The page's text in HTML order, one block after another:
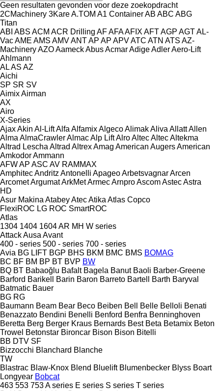
Geen resultaten gevonden voor deze zoekopdracht
2CMachinery 3KareA.TOM A1 ContainerAB ABC ABG
Titan
ABI ABS ACM ACR Drilling AFAFAAFIX AFTAGP AGTAL-
VacAME AMS AMVANTAP AP APVATC ATN ATS AZ-
MachineryAZOAameckAbusAcmarAdigeAdlerAero-Lift
Ahlmann
ALAS AZ
Aichi
SP SR SV
AimixAirman
AX
Airo
X-Series
AjaxAkin Al-LiftAlfa AlfamixAlgecoAlimakAliva AllattAllen
Alma AlmaCrawlerAlmacAlp LiftAlroAltecAltecAltekma
Altrad Lescha Altrad AltrexAmag American AugersAmerican
AmkodorAmmann
AFWAP ASC AV RAMMAX
AmphitecAndritz Antonelli ApageoArbetsvagnarArcen
ArcometArgumatArkMetArmecArnproAscomAstecAstra
HD
Asur Makina AtabeyAtecAtika Atlas Copco
FlexiROC LG ROC SmartROC
Atlas
1304 1404 1604AR MH W series
AttackAusa Avant
400 - series 500 - series 700 - series
Avia BG LIFT BGP BHS BKM BMC BMS BOMAG
BC BF BM BP BT BVP BW
BQ BT Babaoğlu Bafalt Bagela Banut Baoli Barber-Greene
Barford Barikell Barin Baron Barreto Bartell Barth Baryval
Batmatic Bauer
BG RG
Baumann Beam Bear Beco Beiben Bell Belle Belloli Benati
Benazzato Bendini Benelli Benford Benfra Benninghoven
Beretta Berg Berger Kraus Bernards Best Beta Betamix Beton
Trowel Betonstar Bironcar Bison Bison Bitelli
BB DTV SF
Bizzocchi Blanchard Blanche
TW
Blastrac Blaw-Knox Blend Bluelift Blumenbecker Blyss Boart
Longyear Bobcat
463 553 753A series E series S series T series